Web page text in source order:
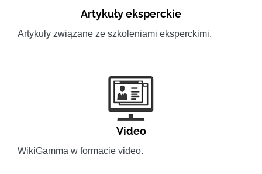
Artykuły eksperckie
Artykuły związane ze szkoleniami eksperckimi.
Video
WikiGamma w formacie video.